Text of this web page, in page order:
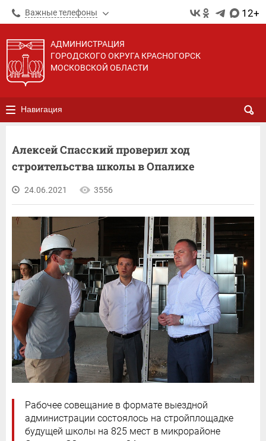
Важные телефоны 12+
АДМИНИСТРАЦИЯ
ГОРОДСКОГО ОКРУГА КРАСНОГОРСК
МОСКОВСКОЙ ОБЛАСТИ
Навигация
Алексей Спасский проверил ход
строительства школы в Опалихе
24.06.2021 3556
Рабочее совещание в формате выездной
администрации состоялось на стройплощадке
будущей школы на 825 мест в микрорайоне